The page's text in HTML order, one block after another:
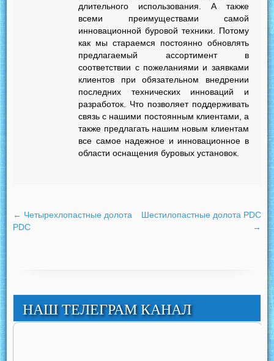
длительного использования. А также
всеми преимуществами самой
инновационной буровой техники. Потому
как мы стараемся постоянно обновлять
предлагаемый ассортимент в
соответствии с пожеланиями и заявками
клиентов при обязательном внедрении
последних технических инноваций и
разработок. Что позволяет поддерживать
связь с нашими постоянным клиентами, а
также предлагать нашим новым клиентам
все самое надежное и инновационное в
области оснащения буровых установок.
← Четырехлопастные долота
PDC
Шестилопастные долота PDC
→
НАШ ТЕЛЕГРАМ КАНАЛ